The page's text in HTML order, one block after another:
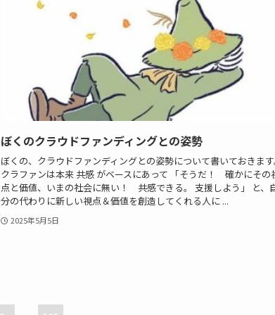
ぼくのクラウドファンディングとの姿勢
ぼくの、クラウドファンディングとの姿勢について書いておきます
クラファンは本来 共感 がベースにあって 「そうだ！ 確かにその
点と価値、いまの社会に無い！ 共感できる。 支援しよう」 と、
分の代わりに新しい視点＆価値を創造してくれる人に ...
2025年5月5日